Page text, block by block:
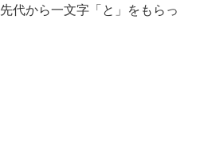
代から一文字「と」をもらっ